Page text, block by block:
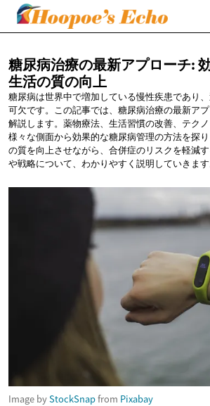
糖尿病治療の最新アプローチ:
生活の質の向上
糖尿病は世界中で増加している慢性疾患であり
可欠です。この記事では、糖尿病治療の最新ア
解説します。薬物療法、生活習慣の改善、テクノ
様々な側面から効果的な糖尿病管理の方法を探
の質を向上させながら、合併症のリスクを軽減
や戦略について、わかりやすく説明していきます
Image byStockSnapfrom Pixabay